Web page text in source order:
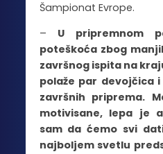
Šampionat Evrope.
– U pripremnom
poteškoća zbog
završnog ispita na
polaže par devojčica
završnih priprema.
motivisane, lepa je
sam da ćemo svi
najboljem svetlu